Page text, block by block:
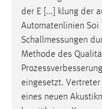
der E [...] klung der
Automatenlinien S0i
Schallmessungen
Methode des
eingesetzt.
eines neuen
Name:
fe_user,
Zweck:
Dieser Cookie ist
einloggen zu
Cookie Laufzeit:
24 Stunden